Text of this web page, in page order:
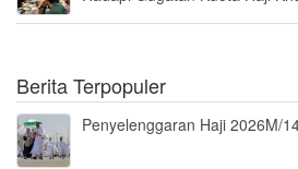
Berita Terpopuler
Penyelenggaran Haji 2026M/